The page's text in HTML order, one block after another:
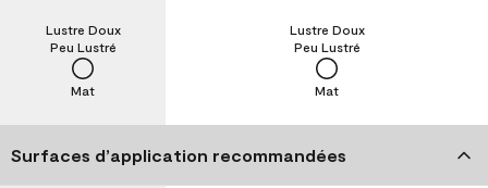
Mat
Peu Lustré
Lustre Doux
Mat
Peu Lustré
Lustre Doux
Surfaces d’application recommandées